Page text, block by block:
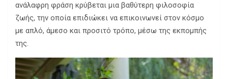
ανάλαφρη φράση κρύβεται μια βαθύτερη φιλοσοφία
ζωής, την οποία επιδιώκει να επικοινωνεί στον κόσμο
με απλό, άμεσο και προσιτό τρόπο, μέσω της εκπομπής
της.